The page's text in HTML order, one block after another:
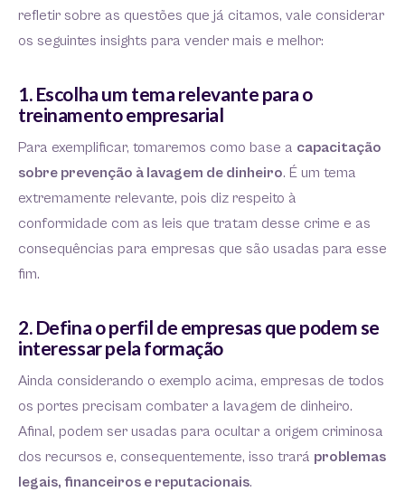
refletir sobre as questões que já citamos, vale considerar
os seguintes insights para vender mais e melhor:
1. Escolha um tema relevante para o
treinamento empresarial
Para exemplificar, tomaremos como base a capacitação
sobre prevenção à lavagem de dinheiro. É um tema
extremamente relevante, pois diz respeito à
conformidade com as leis que tratam desse crime e as
consequências para empresas que são usadas para esse
fim.
2. Defina o perfil de empresas que podem se
interessar pela formação
Ainda considerando o exemplo acima, empresas de todos
os portes precisam combater a lavagem de dinheiro.
Afinal, podem ser usadas para ocultar a origem criminosa
dos recursos e, consequentemente, isso trará problemas
legais, financeiros e reputacionais.